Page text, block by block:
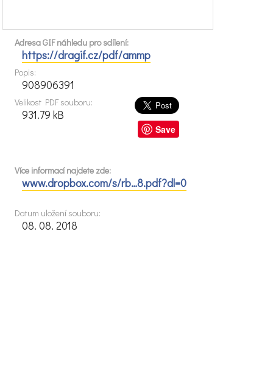
Adresa GIF náhledu pro sdílení:
https://dragif.cz/pdf/ammp
Popis:
908906391
Save
Velikost PDF souboru:
931.79 kB
Více informací najdete zde:
www.dropbox.com/s/rb…8.pdf?dl=0
Datum uložení souboru:
08. 08. 2018